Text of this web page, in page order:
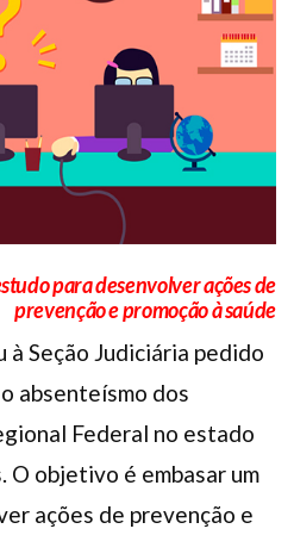
para desenvolver ações de
prevenção e promoção à saúde
à Seção Judiciária pedido
absenteísmo dos
Federal no estado
O objetivo é embasar um
ações de prevenção e
YoutubeTikTok Whatsapp